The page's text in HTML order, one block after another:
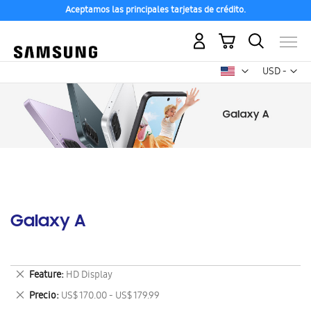
Aceptamos las principales tarjetas de crédito.
USD -
dólar
Mi carrito
Galaxy A
Feature HD Display
Eliminar
este
artículo
Precio US$ 170.00 - US$ 179.99
Eliminar